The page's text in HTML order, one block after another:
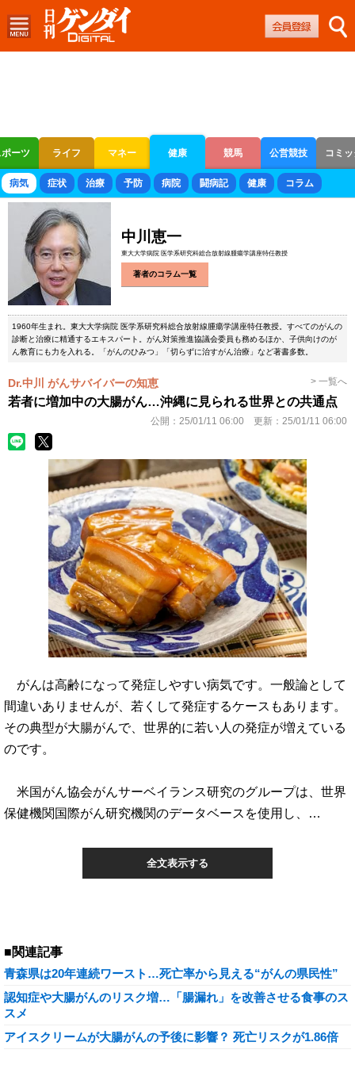
ーツ ライフ マネー 健康 競馬 公営競技 コミ
ボートレース 競輪 オートレース
病気 症状 治療 予防 病院 闘病記 健康 コラム
中川恵一
東大大学病院 医学系研究科総合放射線腫瘍学講座特任教授
著者のコラム一覧
1960年生まれ。東大大学病院 医学系研究科総合放射線腫瘍学講座特任教授。すべてのがんの
診断と治療に精通するエキスパート。がん対策推進協議会委員も務めるほか、子供向けのが
ん教育にも力を入れる。「がんのひみつ」「切らずに治すがん治療」など著書多数。
Dr.中川 がんサバイバーの知恵 > 一覧へ
若者に増加中の大腸がん…沖縄に見られる世界との共通点
公開： 25/01/11 06:00 更新： 25/01/11 06:00
がんは高齢になって発症しやすい病気です。一般論として
間違いありませんが、若くして発症するケースもあります。
その典型が大腸がんで、世界的に若い人の発症が増えている
のです。
米国がん協会がんサーベイランス研究のグループは、世界
保健機関国際がん研究機関のデータベースを使用し、…
全文表示する
■関連記事
青森県は20年連続ワースト…死亡率から見える“がんの県民性”
認知症や大腸がんのリスク増…「腸漏れ」を改善させる食事のス
スメ
アイスクリームが大腸がんの予後に影響？ 死亡リスクが1.86倍